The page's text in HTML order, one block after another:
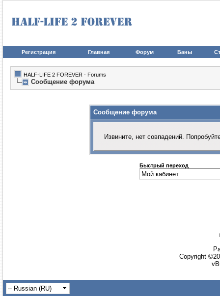
Регистрация Главная Форум Баны
HALF-LIFE 2 FOREVER - Forums
Сообщение форума
Сообщение форума
Извините, нет совпадений.
Быстрый переход
Copyright